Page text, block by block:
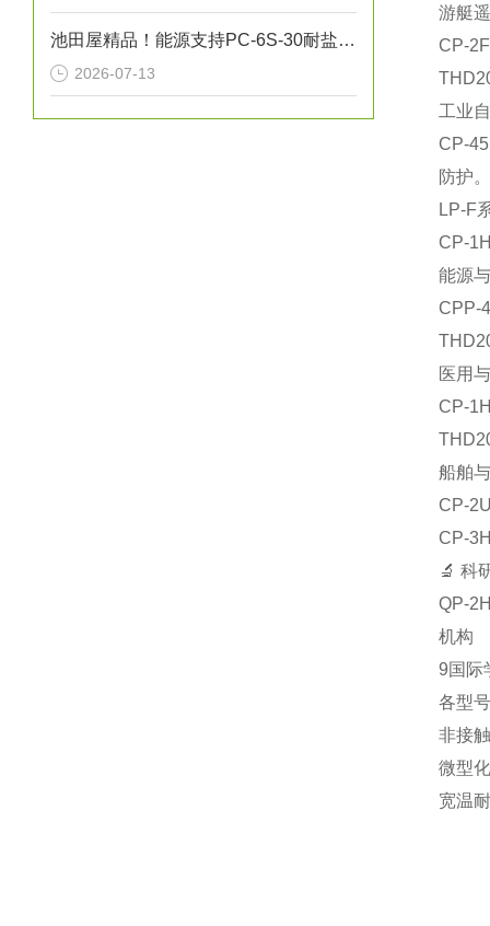
池田屋精品！能源支持PC-6S-30耐盐箱式高压断路器技术参数
2026-07-13
游艇
‌CP-
工业
‌CP-
防护。
‌LP-F
‌CP-
能源
‌CPP-
医用
‌CP-
船舶
‌CP-
‌CP-
🔬 科
‌QP-
机构‌
9国际
各型
非接
微型
宽温